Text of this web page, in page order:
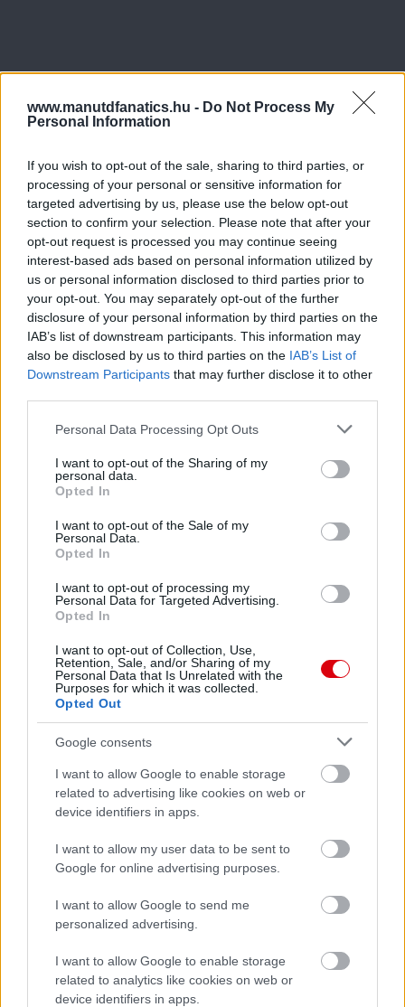
www.manutdfanatics.hu - Do Not Process My
Personal Information
If you wish to opt-out of the sale, sharing to third parties, or
processing of your personal or sensitive information for
targeted advertising by us, please use the below opt-out
section to confirm your selection. Please note that after your
opt-out request is processed you may continue seeing
interest-based ads based on personal information utilized by
us or personal information disclosed to third parties prior to
your opt-out. You may separately opt-out of the further
disclosure of your personal information by third parties on the
IAB’s list of downstream participants. This information may
also be disclosed by us to third parties on the IAB’s List of
Downstream Participants that may further disclose it to other
Please note that this website/app uses one or more Google
not limited to your visit or usage behaviour. You may click to
grant or deny consent to Google and its third-party tags to
use your data for below specified purposes in below Google
consent section.
Personal Data Processing Opt Outs
I want to opt-out of the Sharing of my
personal data.
Opted In
I want to opt-out of the Sale of my
Personal Data.
Opted In
I want to opt-out of processing my
Personal Data for Targeted Advertising.
Opted In
I want to opt-out of Collection, Use,
Retention, Sale, and/or Sharing of my
Personal Data that Is Unrelated with the
Purposes for which it was collected.
Opted Out
Google consents
I want to allow Google to enable storage
related to advertising like cookies on web or
device identifiers in apps.
I want to allow my user data to be sent to
Google for online advertising purposes.
I want to allow Google to send me
personalized advertising.
I want to allow Google to enable storage
related to analytics like cookies on web or
device identifiers in apps.
Meccs Center
Paris Saint-Germainvs
Manchester United
Felkészülési szezon 4. mérkőzés
Nya Ullevi, Göteborg
2026-08-08 17:00
0 nap 5 óra 46 perc 10 másodperc
Leeds Unitedvs Manchester United2026-08-12 20:30
ELŐZŐ MÉRKŐZÉSEK